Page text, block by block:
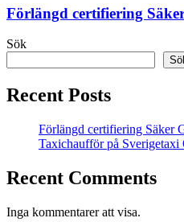
Förlängd certifiering
Sök
Recent Posts
Förlängd certifiering Säker
Taxichaufför på Sverigetaxi
Recent Comments
Inga kommentarer att visa.